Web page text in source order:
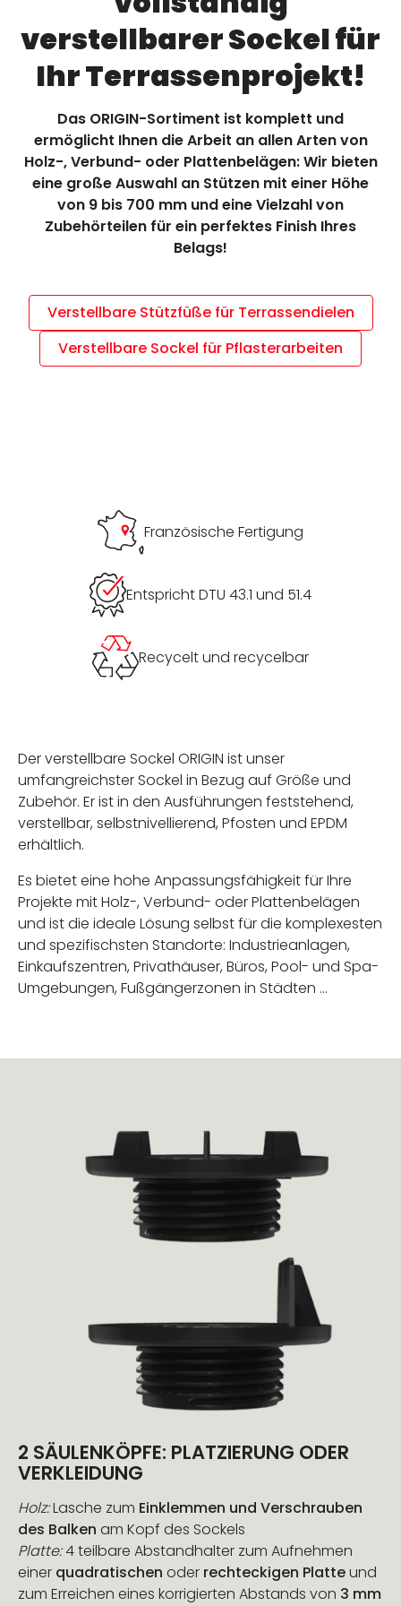
PROFESSIONELL
WO SIE UNS FINDEN
KONTAKTIEREN SIE UNS
KATALOG
verstellbarer Sockel für
Ihr Terrassenprojekt!
Das ORIGIN-Sortiment ist komplett und
ermöglicht Ihnen die Arbeit an allen Arten von
Holz-, Verbund- oder Plattenbelägen: Wir bieten
eine große Auswahl an Stützen mit einer Höhe
von 9 bis 700 mm und eine Vielzahl von
Zubehörteilen für ein perfektes Finish Ihres
Belags!
Verstellbare Stützfüße für Terrassendielen
Verstellbare Sockel für Pflasterarbeiten
Französische Fertigung
Entspricht DTU 43.1 und 51.4
Recycelt und recycelbar
Der verstellbare Sockel ORIGIN ist unser
umfangreichster Sockel in Bezug auf Größe und
Zubehör. Er ist in den Ausführungen feststehend,
verstellbar, selbstnivellierend, Pfosten und EPDM
erhältlich.
Es bietet eine hohe Anpassungsfähigkeit für Ihre
Projekte mit Holz-, Verbund- oder Plattenbelägen
und ist die ideale Lösung selbst für die komplexesten
und spezifischsten Standorte: Industrieanlagen,
Einkaufszentren, Privathäuser, Büros, Pool- und Spa-
Umgebungen, Fußgängerzonen in Städten …
2 SÄULENKÖPFE: PLATZIERUNG ODER
VERKLEIDUNG
Holz:Lasche zum Einklemmen und Verschrauben
des Balken am Kopf des Sockels
Platte:4 teilbare Abstandhalter zum Aufnehmen
einer quadratischen oder rechteckigen Platteund
zum Erreichen eines korrigierten Abstands von 3 mm